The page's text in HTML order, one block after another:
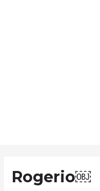
Rogerio￼